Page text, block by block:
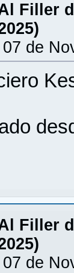
Filler
07 de
Filler
07 de